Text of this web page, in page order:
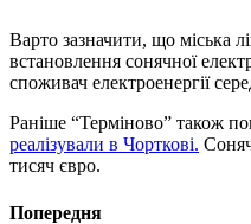
Варто зазначити, що міська
встановлення сонячної
споживач електроенергії
Раніше “Терміново” також
реалізували в Чорткові.
тисяч євро.
Попередня